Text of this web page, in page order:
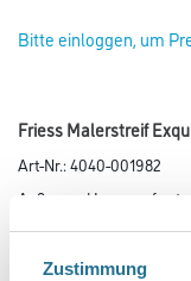
Zustimmung
Bitte einloggen, um
Friess Malerstreif
Art-Nr.:4040-001982
Außen und Innen auf